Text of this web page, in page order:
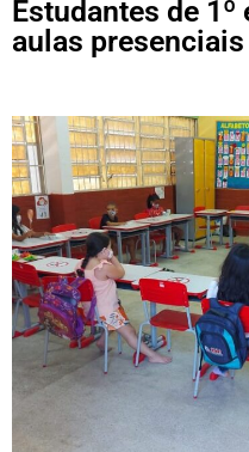
Estudantes de 1º
aulas